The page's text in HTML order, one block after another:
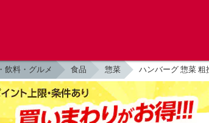
飲料・グルメ 食品 惣菜 ハンバーグ 惣菜 粗